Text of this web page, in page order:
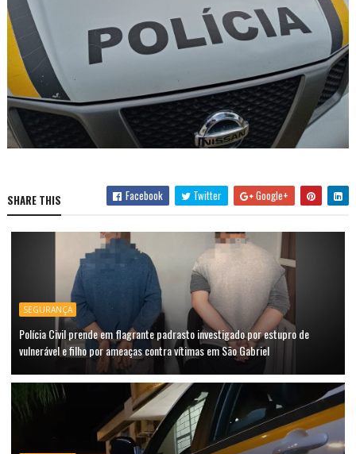
SHARE THIS Facebook Twitter Google+
SEGURANÇA
Polícia Civil prende em flagrante padrasto investigado por estupro de
vulnerável e filho por ameaças contra vítimas em São Gabriel